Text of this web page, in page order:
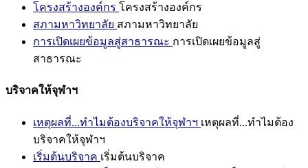
โครงสร้างองค์กร โครงสร้างองค์กร
สภามหาวิทยาลัย สภามหาวิทยาลัย
การเปิดเผยข้อมูลสู่สาธารณะ การเปิดเผยข้อมูลสู่
สาธารณะ
บริจาคให้จุฬาฯ
เหตุผลที่...ทำไมต้องบริจาคให้จุฬาฯ เหตุผลที่...ทำไมต้อง
บริจาคให้จุฬาฯ
เริ่มต้นบริจาค เริ่มต้นบริจาค